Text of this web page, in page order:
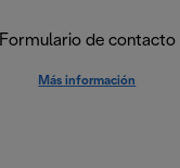
Formulario de contacto
Más información